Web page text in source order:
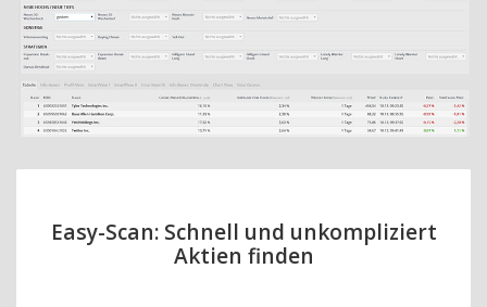
Easy-Scan: Schnell und unkompliziert
Aktien finden